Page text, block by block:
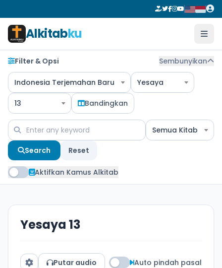
Alkitabku
Filter & Opsi Sembunyikan
Indonesia Terjemahan Baru Yesaya
13 Bandingkan
Semua Kitab
Search Reset
Aktifkan Kamus Alkitab
Yesaya 13
Putar audio Auto pindah pasal